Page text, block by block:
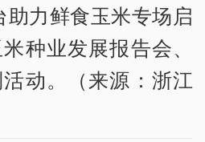
助力鲜食玉米专场启
种业发展报告会、
动。（来源：浙江